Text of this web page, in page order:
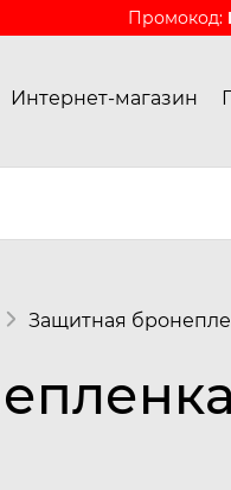
Промокод:
Интернет-магазин
Защитная